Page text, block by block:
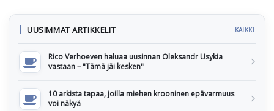
UUSIMMAT ARTIKKELIT KAIKKI
Rico Verhoeven haluaa uusinnan Oleksandr Usykia
vastaan – "Tämä jäi kesken"
10 arkista tapaa, joilla miehen krooninen epävarmuus
voi näkyä